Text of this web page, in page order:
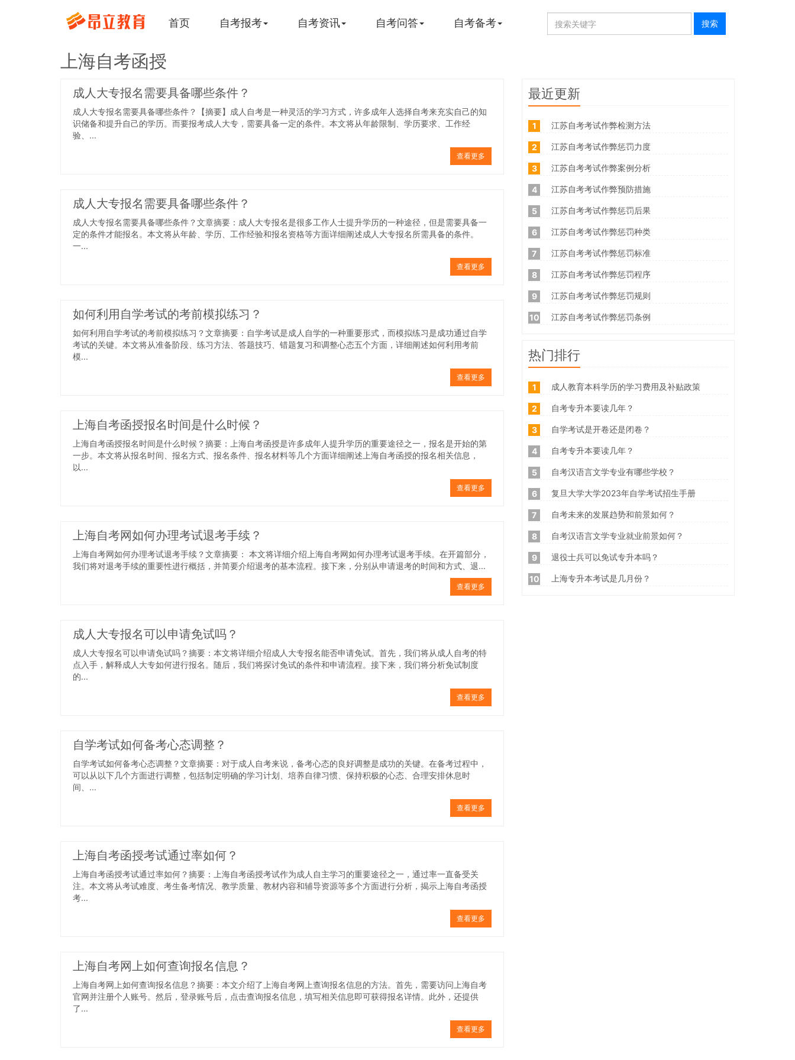
首页 自考报考 自考资讯 自考问答 自考备考
上海自考函授
成人大专报名需要具备哪些条件？
成人大专报名需要具备哪些条件？【摘要】成人自考是一种灵活的学习方式，许多成年人选择自考来充实自己的知
识储备和提升自己的学历。而要报考成人大专，需要具备一定的条件。本文将从年龄限制、学历要求、工作经
验、...
查看更多
成人大专报名需要具备哪些条件？
成人大专报名需要具备哪些条件？文章摘要：成人大专报名是很多工作人士提升学历的一种途径，但是需要具备一
定的条件才能报名。本文将从年龄、学历、工作经验和报名资格等方面详细阐述成人大专报名所需具备的条件。
一...
查看更多
如何利用自学考试的考前模拟练习？
如何利用自学考试的考前模拟练习？文章摘要：自学考试是成人自学的一种重要形式，而模拟练习是成功通过自学
考试的关键。本文将从准备阶段、练习方法、答题技巧、错题复习和调整心态五个方面，详细阐述如何利用考前
模...
查看更多
上海自考函授报名时间是什么时候？
上海自考函授报名时间是什么时候？摘要：上海自考函授是许多成年人提升学历的重要途径之一，报名是开始的第
一步。本文将从报名时间、报名方式、报名条件、报名材料等几个方面详细阐述上海自考函授的报名相关信息，
以...
查看更多
上海自考网如何办理考试退考手续？
上海自考网如何办理考试退考手续？文章摘要： 本文将详细介绍上海自考网如何办理考试退考手续。在开篇部分，
我们将对退考手续的重要性进行概括，并简要介绍退考的基本流程。接下来，分别从申请退考的时间和方式、退...
查看更多
成人大专报名可以申请免试吗？
成人大专报名可以申请免试吗？摘要：本文将详细介绍成人大专报名能否申请免试。首先，我们将从成人自考的特
点入手，解释成人大专如何进行报名。随后，我们将探讨免试的条件和申请流程。接下来，我们将分析免试制度
的...
查看更多
自学考试如何备考心态调整？
自学考试如何备考心态调整？文章摘要：对于成人自考来说，备考心态的良好调整是成功的关键。在备考过程中，
可以从以下几个方面进行调整，包括制定明确的学习计划、培养自律习惯、保持积极的心态、合理安排休息时
间、...
查看更多
上海自考函授考试通过率如何？
上海自考函授考试通过率如何？摘要：上海自考函授考试作为成人自主学习的重要途径之一，通过率一直备受关
注。本文将从考试难度、考生备考情况、教学质量、教材内容和辅导资源等多个方面进行分析，揭示上海自考函授
考...
查看更多
上海自考网上如何查询报名信息？
上海自考网上如何查询报名信息？摘要：本文介绍了上海自考网上查询报名信息的方法。首先，需要访问上海自考
官网并注册个人账号。然后，登录账号后，点击查询报名信息，填写相关信息即可获得报名详情。此外，还提供
了...
查看更多
最近更新
1 江苏自考考试作弊检测方法
2 江苏自考考试作弊惩罚力度
3 江苏自考考试作弊案例分析
4 江苏自考考试作弊预防措施
5 江苏自考考试作弊惩罚后果
6 江苏自考考试作弊惩罚种类
7 江苏自考考试作弊惩罚标准
8 江苏自考考试作弊惩罚程序
9 江苏自考考试作弊惩罚规则
10 江苏自考考试作弊惩罚条例
热门排行
1 成人教育本科学历的学习费用及补贴政策
2 自考专升本要读几年？
3 自学考试是开卷还是闭卷？
4 自考专升本要读几年？
5 自考汉语言文学专业有哪些学校？
6 复旦大学大学2023年自学考试招生手册
7 自考未来的发展趋势和前景如何？
8 自考汉语言文学专业就业前景如何？
9 退役士兵可以免试专升本吗？
10 上海专升本考试是几月份？